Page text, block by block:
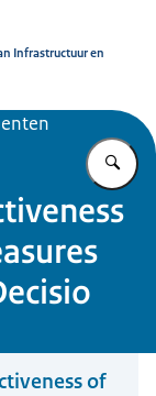
Infrastructuur en
of